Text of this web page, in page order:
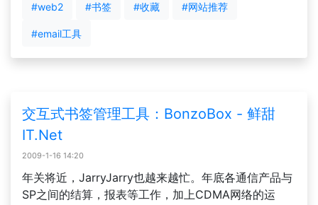
#web2 #书签 #收藏 #网站推荐
#email工具
交互式书签管理工具：BonzoBox - 鲜甜
IT.Net
2009-1-16 14:20
年关将近，JarryJarry也越来越忙。年底各通信产品与
SP之间的结算，报表等工作，加上CDMA网络的运